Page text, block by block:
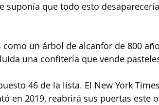
suponía que todo esto
un árbol de alcanfor de 800
una confitería que vende
46 de la lista. El New York
en 2019, reabrirá sus puertas este